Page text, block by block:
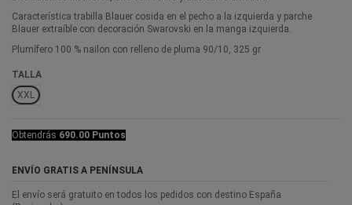
Característica trabilla Blauer cosida en el pecho a la izquierda y parche
Blauer extraíble con decoración Swarovski en la manga izquierda.
Plumífero 100 % nailon con relleno de pluma 90/10, 325 gr
TALLA
XXL
Obtendrás 690.00 Puntos
ENVÍO GRATIS A PENÍNSULA
El envío será gratuito en todos los pedidos con destino España